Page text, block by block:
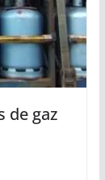
de gaz